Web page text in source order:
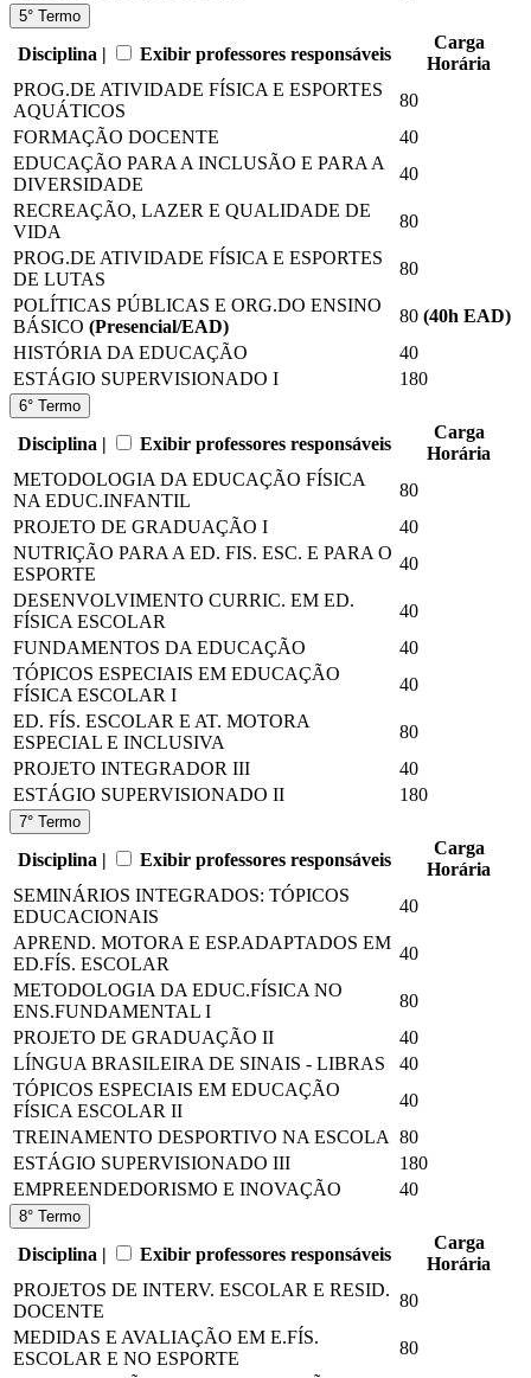
5° Termo
Disciplina | Exibir professores responsáveis
Carga
Horária
PROG.DE ATIVIDADE FÍSICA E ESPORTES
AQUÁTICOS
80
FORMAÇÃO DOCENTE
40
EDUCAÇÃO PARA A INCLUSÃO E PARA A
DIVERSIDADE
40
RECREAÇÃO, LAZER E QUALIDADE DE
VIDA
80
PROG.DE ATIVIDADE FÍSICA E ESPORTES
DE LUTAS
80
POLÍTICAS PÚBLICAS E ORG.DO ENSINO
BÁSICO (Presencial/EAD)
80 (40h EAD)
HISTÓRIA DA EDUCAÇÃO
40
ESTÁGIO SUPERVISIONADO I
180
6° Termo
Disciplina | Exibir professores responsáveis
Carga
Horária
METODOLOGIA DA EDUCAÇÃO FÍSICA
NA EDUC.INFANTIL
80
PROJETO DE GRADUAÇÃO I
40
NUTRIÇÃO PARA A ED. FIS. ESC. E PARA O
ESPORTE
40
DESENVOLVIMENTO CURRIC. EM ED.
FÍSICA ESCOLAR
40
FUNDAMENTOS DA EDUCAÇÃO
40
TÓPICOS ESPECIAIS EM EDUCAÇÃO
FÍSICA ESCOLAR I
40
ED. FÍS. ESCOLAR E AT. MOTORA
ESPECIAL E INCLUSIVA
80
PROJETO INTEGRADOR III
40
ESTÁGIO SUPERVISIONADO II
180
7° Termo
Disciplina | Exibir professores responsáveis
Carga
Horária
SEMINÁRIOS INTEGRADOS: TÓPICOS
EDUCACIONAIS
40
APREND. MOTORA E ESP.ADAPTADOS EM
ED.FÍS. ESCOLAR
40
METODOLOGIA DA EDUC.FÍSICA NO
ENS.FUNDAMENTAL I
80
PROJETO DE GRADUAÇÃO II
40
LÍNGUA BRASILEIRA DE SINAIS - LIBRAS
40
TÓPICOS ESPECIAIS EM EDUCAÇÃO
FÍSICA ESCOLAR II
40
TREINAMENTO DESPORTIVO NA ESCOLA 80
ESTÁGIO SUPERVISIONADO III
180
EMPREENDEDORISMO E INOVAÇÃO
40
8° Termo
Disciplina | Exibir professores responsáveis
Carga
Horária
PROJETOS DE INTERV. ESCOLAR E RESID.
DOCENTE
80
MEDIDAS E AVALIAÇÃO EM E.FÍS.
ESCOLAR E NO ESPORTE
80